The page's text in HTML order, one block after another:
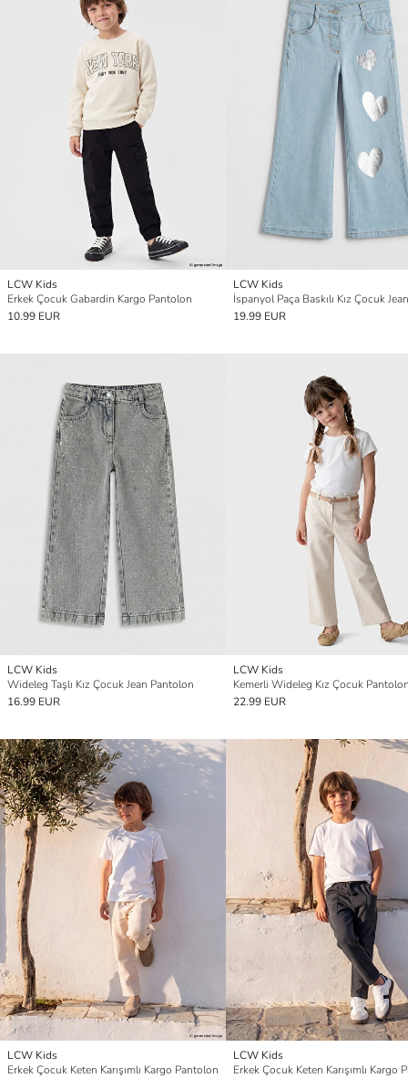
LCW Kids
Erkek Çocuk Gabardin Kargo Pantolon
10.99 EUR
LCW Kids
19.99 EUR
LCW Kids
Wideleg Taşlı Kız Çocuk Jean Pantolon
16.99 EUR
LCW Kids
Kemerli Wideleg Kız Çocuk
22.99 EUR
LCW Kids
Erkek Çocuk Keten Karışımlı Kargo Pantolon
LCW Kids
Erkek Çocuk Keten Karışımlı Kargo